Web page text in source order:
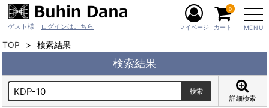
ゲスト様 ログインはこちら MENU
マイページ カート
0
TOP 検索結果
検索結果
詳細検索